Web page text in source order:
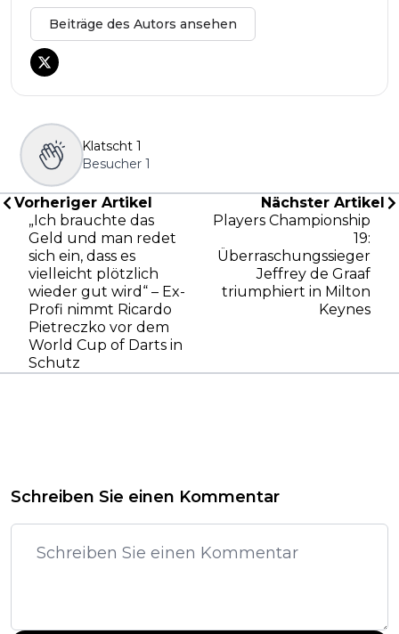
Beiträge des Autors ansehen
Klatscht 1
Besucher 1
Vorheriger Artikel
„Ich brauchte das
Geld und man redet
sich ein, dass es
vielleicht plötzlich
wieder gut wird“ – Ex-
Profi nimmt Ricardo
Pietreczko vor dem
World Cup of Darts in
Schutz
Nächster Artikel
Players Championship
19:
Überraschungssieger
Jeffrey de Graaf
triumphiert in Milton
Keynes
Schreiben Sie einen Kommentar